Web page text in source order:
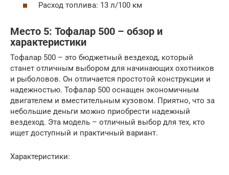
Расход топлива: 13 л/100 км
Место 5: Тофалар 500 – обзор и
характеристики
Тофалар 500 – это бюджетный вездеход, который
станет отличным выбором для начинающих охотников
и рыболовов. Он отличается простотой конструкции и
надежностью. Тофалар 500 оснащен экономичным
двигателем и вместительным кузовом. Приятно, что за
небольшие деньги можно приобрести надежный
вездеход. Эта модель – отличный выбор для тех, кто
ищет доступный и практичный вариант.
Характеристики: